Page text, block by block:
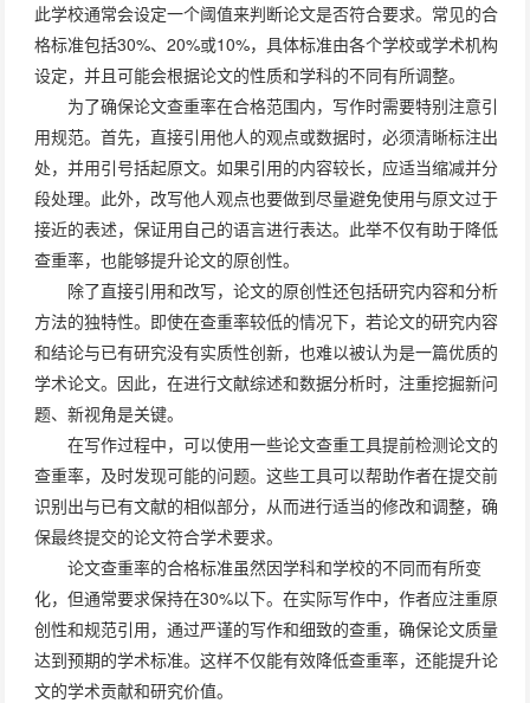
此学校通常会设定一个阈值来判断论文是否符合要求。常见的合
格标准包括30%、20%或10%，具体标准由各个学校或学术机构
设定，并且可能会根据论文的性质和学科的不同有所调整。
为了确保论文查重率在合格范围内，写作时需要特别注意引
用规范。首先，直接引用他人的观点或数据时，必须清晰标注出
处，并用引号括起原文。如果引用的内容较长，应适当缩减并分
段处理。此外，改写他人观点也要做到尽量避免使用与原文过于
接近的表述，保证用自己的语言进行表达。此举不仅有助于降低
查重率，也能够提升论文的原创性。
除了直接引用和改写，论文的原创性还包括研究内容和分析
方法的独特性。即使在查重率较低的情况下，若论文的研究内容
和结论与已有研究没有实质性创新，也难以被认为是一篇优质的
学术论文。因此，在进行文献综述和数据分析时，注重挖掘新问
题、新视角是关键。
在写作过程中，可以使用一些论文查重工具提前检测论文的
查重率，及时发现可能的问题。这些工具可以帮助作者在提交前
识别出与已有文献的相似部分，从而进行适当的修改和调整，确
保最终提交的论文符合学术要求。
论文查重率的合格标准虽然因学科和学校的不同而有所变
化，但通常要求保持在30%以下。在实际写作中，作者应注重原
创性和规范引用，通过严谨的写作和细致的查重，确保论文质量
达到预期的学术标准。这样不仅能有效降低查重率，还能提升论
文的学术贡献和研究价值。